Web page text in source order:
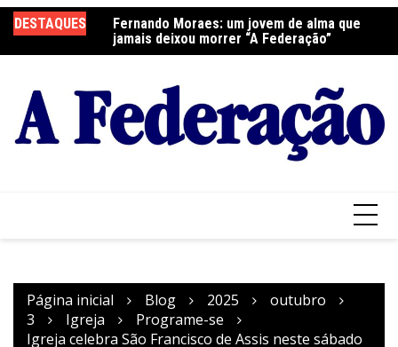
para
o
DESTAQUES
Fernando Moraes: um jovem de alma que
jamais deixou morrer “A Federação”
Curso Oração e Vida na Paróquia São José
Página inicial Blog 2025
outubro
3
Igreja
Programe-se
Igreja celebra São Francisco de Assis neste sábado